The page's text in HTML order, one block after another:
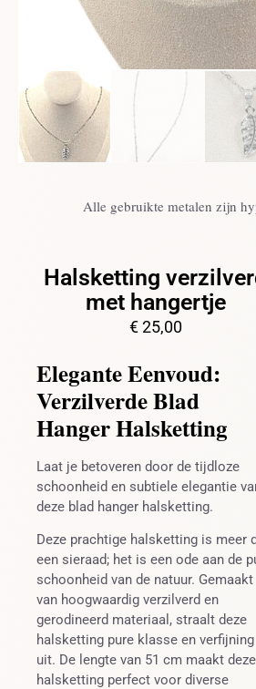
Alle gebruikte metalen zijn
Halsketting
met hangertje
€25,00
Elegante Eenvoud:
Verzilverde Blad
Hanger Halsketting
Laat je betoveren door de tijdloze
schoonheid en subtiele elegantie
deze blad hanger halsketting.
Deze prachtige halsketting is meer
een sieraad; het is een ode aan de
schoonheid van de natuur. Gemaakt
van hoogwaardig verzilverd en
gerodineerd materiaal, straalt deze
halsketting pure klasse en verfijning
uit. De lengte van 51 cm maakt deze
halsketting perfect voor diverse